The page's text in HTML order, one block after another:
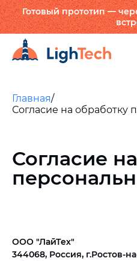
Готовый прототип —
Главная/
Согласие на обработку
Согласие
ООО "ЛайТех"
344068, Россия, г.Ростов-